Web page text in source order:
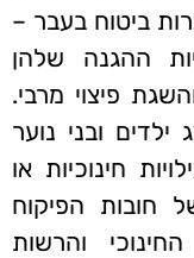
ביטוח בעבר –
ההגנה שלהן
פיצוי מרבי.
ובני נוער
חינוכיות או
חובות הפיקוח
והרשות